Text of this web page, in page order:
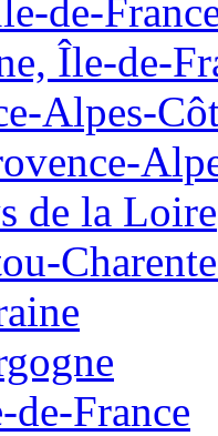
de-
Île-de-
Alpes-
de la Loire
France